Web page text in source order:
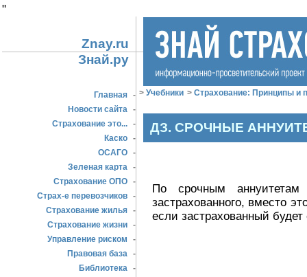
"
Znay.ru
Знай.ру
Главная -
Новости сайта -
Страхование это... -
Каско -
ОСАГО -
Зеленая карта -
Страхование ОПО -
Страх-е перевозчиков -
Страхование жилья -
Страхование жизни -
Управление риском
-
Правовая база -
Библиотека -
> Учебники > Страхование: Принципы и
ДЗ. СРОЧНЫЕ
По срочным
застрахованного, вместо
если застрахованный